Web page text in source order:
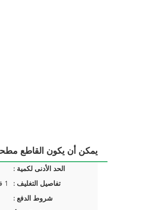
يمكن أن يكون القاطع مطحنة
الحد الأدنى لكمية :
تفاصيل التغليف :
شروط الدفع :